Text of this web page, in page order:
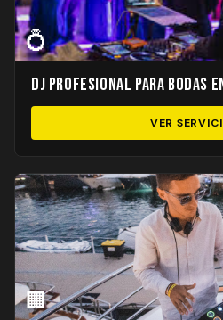
💍
DJ Profesional para Bodas
VER
🏢